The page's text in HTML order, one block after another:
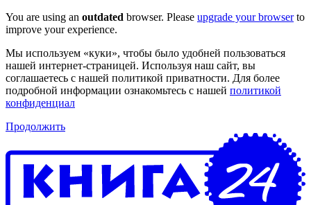
You are using an outdated browser. Please upgrade your browserto
improve your experience.
Мы используем «куки», чтобы было удобней пользоваться
нашей интернет-страницей. Используя наш сайт, вы
соглашаетесь с нашей политикой приватности. Для более
подробной информации ознакомьтесь с нашей политикой
конфиденциал
Продолжить